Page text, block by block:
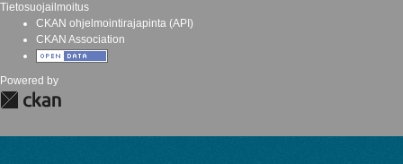
Tietosuojailmoitus
CKAN ohjelmointirajapinta (API)
CKAN Association
Powered by